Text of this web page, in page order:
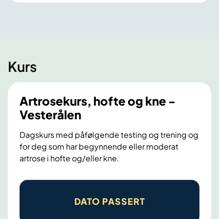
Kurs
Artrosekurs, hofte og kne -
Vesterålen
Dagskurs med påfølgende testing og trening og
for deg som har begynnende eller moderat
artrose i hofte og/eller kne.
A
DATO PASSERT